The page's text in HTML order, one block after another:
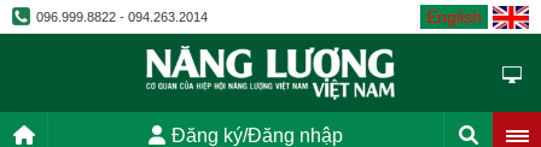
096.999.8822 - 094.263.2014 English
Đăng ký/Đăng nhập